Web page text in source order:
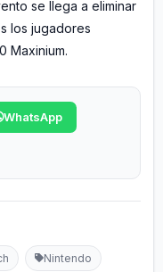
se llega a eliminar
los jugadores
Maxinium.
WhatsApp
Nintendo